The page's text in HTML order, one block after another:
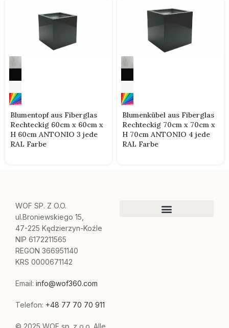
Blumentopf aus Fiberglas
Rechteckig 60cm x 60cm x
H 60cm ANTONIO 3 jede
RAL Farbe
Blumenkübel aus Fiberglas
Rechteckig 70cm x 70cm x
H 70cm ANTONIO 4 jede
RAL Farbe
WOF SP. Z O.O.
ul.Broniewskiego 15,
47-225 Kędzierzyn-Koźle
NIP 6172211565
REGON 366951140
KRS 0000671142
Email: info@wof360.com
Telefon: +48 77 70 70 911